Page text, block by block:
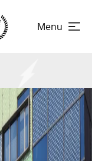
Menu